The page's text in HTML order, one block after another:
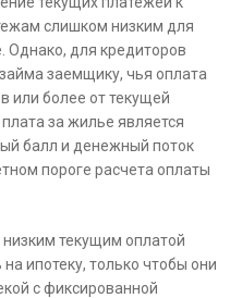
слишком низким для
Однако, для кредиторов
заемщику, чья оплата
или более от текущей
за жилье является
балл и денежный поток
пороге расчета оплаты
текущим оплатой
ипотеку, только чтобы они
с фиксированной